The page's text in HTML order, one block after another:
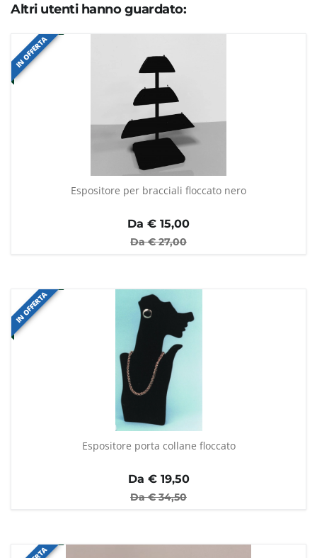
Altri utenti hanno guardato:
IN OFFERTA
Espositore per bracciali floccato nero
Da € 15,00
Da €27,00
IN OFFERTA
Espositore porta collane floccato
Da €19,50
Da €34,50